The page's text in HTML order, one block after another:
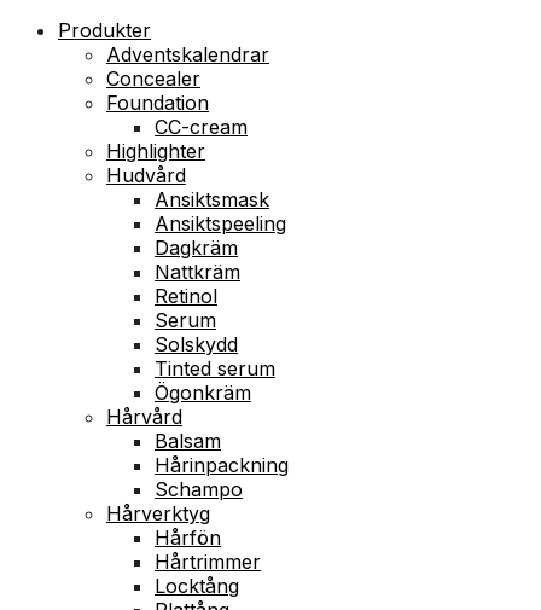
Produkter
Adventskalendrar
Concealer
Foundation
CC-cream
Highlighter
Hudvård
Ansiktsmask
Ansiktspeeling
Dagkräm
Nattkräm
Retinol
Serum
Solskydd
Tinted serum
Ögonkräm
Hårvård
Balsam
Hårinpackning
Schampo
Hårverktyg
Hårfön
Hårtrimmer
Locktång